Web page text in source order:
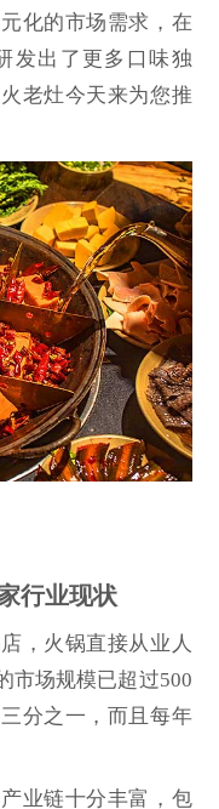
化的市场需求，在
发出了更多口味独
老灶今天来为您推
行业现状
火锅直接从业人
市场规模已超过500
分之一，而且每年
业链十分丰富，包